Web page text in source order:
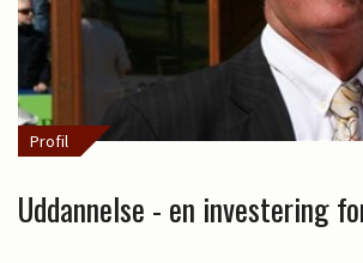
Profil
Uddannelse - en investering